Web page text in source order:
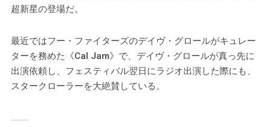
超新星の登場だ。
最近ではフー・ファイターズのデイヴ・グロールがキュレー
ターを務めた《Cal Jam》で、デイヴ・グロールが真っ先に
出演依頼し、フェスティバル翌日にラジオ出演した際にも、
スタークローラーを大絶賛している。